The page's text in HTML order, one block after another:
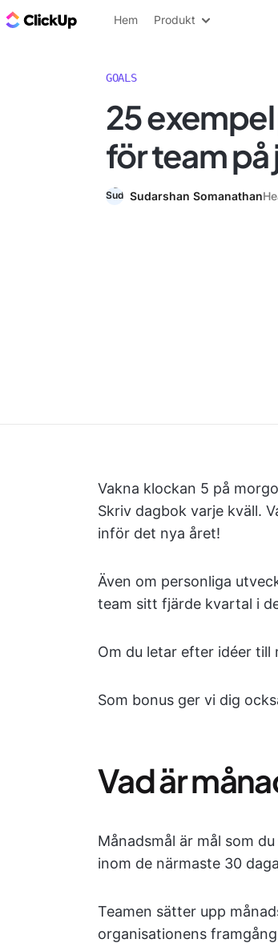
ClickUp-bloggen
Hem Produkt
GOALS
25
för team
Sudarshan Somanathan
Vakna klockan 5 på
Skriv dagbok varje kväll.
inför det nya året!
Även om personliga
team sitt fjärde kvartal i
Om du letar efter idéer
Som bonus ger vi dig
Vad är
Månadsmål är mål som
inom de närmaste 30
Teamen sätter upp
organisationens